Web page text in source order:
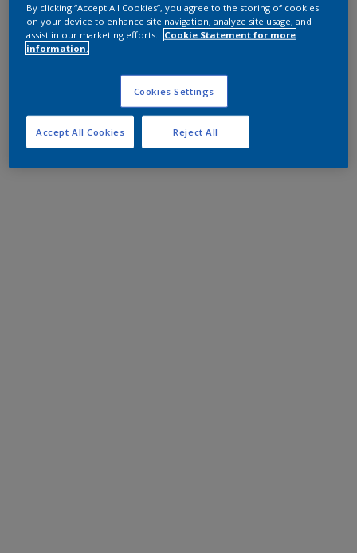
By clicking “Accept All Cookies”, you agree to the storing of cookies
on your device to enhance site navigation, analyze site usage, and
assist in our marketing efforts.
Cookie Statement for more
information.
Cookies Settings
Reject All
Accept All Cookies